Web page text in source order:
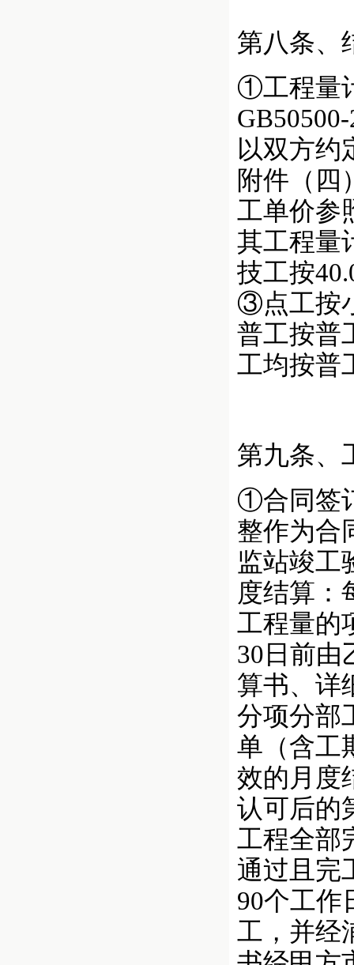
第八条、
①工程量
以双方约
附件（四
工单价参
其工程量
技工按
③点工按
普工按普
工均按普
第九条、
①合同签
整作为合
监站竣工
度结算：
工程量的
30日前由
算书、详
分项分部
单（含工
效的月度
认可后的
工程全部
通过且完
90个工作
工，并经